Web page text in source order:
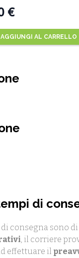
€
AGGIUNGI AL CARRELLO
di
consegna sono di
, il corriere
effettuare il